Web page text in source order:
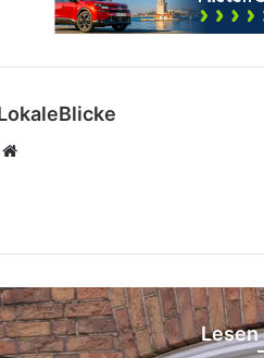
Webseite
Lesen